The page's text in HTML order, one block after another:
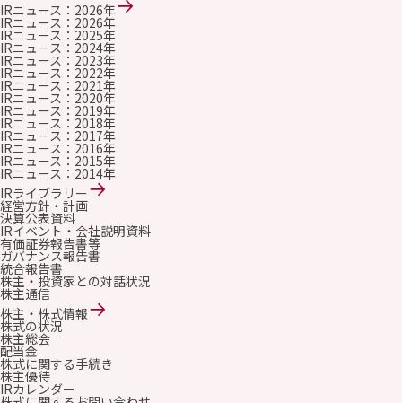
IRニュース：2026年
IRニュース：2026年
IRニュース：2025年
IRニュース：2024年
IRニュース：2023年
IRニュース：2022年
IRニュース：2021年
IRニュース：2020年
IRニュース：2019年
IRニュース：2018年
IRニュース：2017年
IRニュース：2016年
IRニュース：2015年
IRニュース：2014年
IRライブラリー
経営方針・計画
決算公表資料
IRイベント・会社説明資料
有価証券報告書等
ガバナンス報告書
統合報告書
株主・投資家との対話状況
株主通信
株主・株式情報
株式の状況
株主総会
配当金
株式に関する手続き
株主優待
IRカレンダー